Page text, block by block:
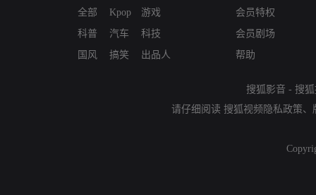
全部
科普
国风
Kpop
汽车
搞笑
游戏
科技
出品人
会员特权
会员剧场
帮助
搜狐影音 - 搜
请仔细阅读 搜狐视频隐私政策、